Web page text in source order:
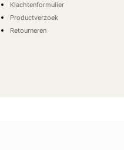
Klachtenformulier
Productverzoek
Retourneren